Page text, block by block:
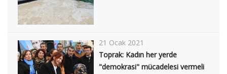
21 Ocak 2021
Toprak: Kadın her yerde
"demokrasi" mücadelesi vermeli